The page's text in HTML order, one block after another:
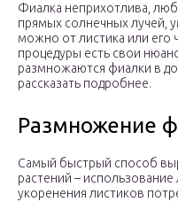
Фиалка неприхотлива,
прямых солнечных лучей,
можно от листика или его
процедуры есть свои
размножаются фиалки в
рассказать подробнее.
Размножение
Самый быстрый способ
растений –
укоренения листиков